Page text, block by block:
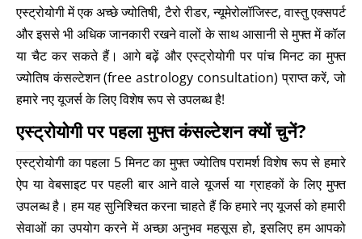
एस्ट्रोयोगी में एक अच्छे ज्योतिषी, टैरो रीडर, न्यूमेरोलॉजिस्ट, वास्तु एक्सपर्ट
और इससे भी अधिक जानकारी रखने वालों के साथ आसानी से मुफ्त में कॉल
या चैट कर सकते हैं। आगे बढ़ें और एस्ट्रोयोगी पर पांच मिनट का मुफ्त
ज्योतिष कंसल्टेशन (free astrology consultation) प्राप्त करें, जो
हमारे नए यूजर्स के लिए विशेष रूप से उपलब्ध है!
एस्ट्रोयोगी पर पहला मुफ्त कंसल्टेशन क्यों चुनें?
एस्ट्रोयोगी का पहला 5 मिनट का मुफ्त ज्योतिष परामर्श विशेष रूप से हमारे
ऐप या वेबसाइट पर पहली बार आने वाले यूजर्स या ग्राहकों के लिए मुफ्त
उपलब्ध है। हम यह सुनिश्चित करना चाहते हैं कि हमारे नए यूजर्स को हमारी
सेवाओं का उपयोग करने में अच्छा अनुभव महसूस हो, इसलिए हम आपको